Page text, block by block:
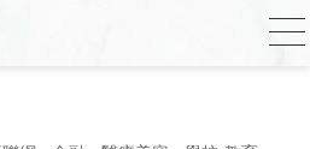
视频污污污,合欢视频
免费在线观看